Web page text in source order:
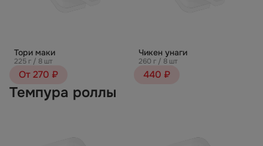
Тори маки
225 г / 8 шт
От 270 ₽
Чикен унаги
260 г / 8 шт
440 ₽
Темпура роллы